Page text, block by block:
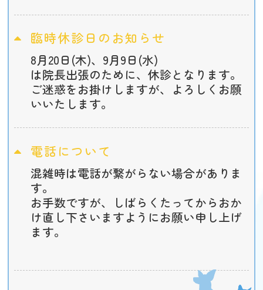
臨時休診日のお知らせ
8月20日(木)、9月9日(水)
は院長出張のために、休診となります。
ご迷惑をお掛けしますが、よろしくお願
いいたします。
電話について
混雑時は電話が繋がらない場合がありま
す。
お手数ですが、しばらくたってからおか
け直し下さいますようにお願い申し上げ
ます。